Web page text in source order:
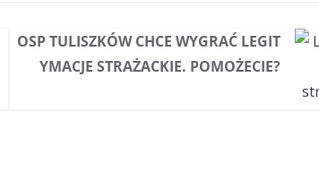
OSP TULISZKÓW CHCE WYGRAĆ LEGIT
YMACJE STRAŻACKIE. POMOŻECIE?